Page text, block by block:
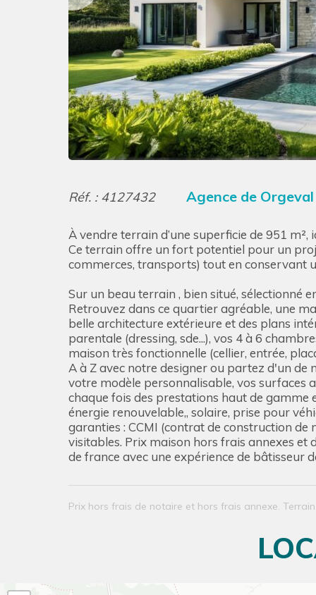
Réf. : 4127432 Agence de
À vendre terrain d’une superficie de 951
Ce terrain offre un fort potentiel pour un
commerces, transports) tout en conservant
Sur un beau terrain , bien situé, sélectionné
Retrouvez dans ce quartier agréable, une
belle architecture extérieure et des plans
parentale (dressing, sde...), vos 4 à 6
maison très fonctionnelle (cellier, entrée,
A à Z avec notre designer ou partez d'un de
votre modèle personnalisable, vos surfaces
chaque fois des prestations haut de
énergie renouvelable,, solaire, prise pour
garanties : CCMI (contrat de construction de
visitables. Prix maison hors frais annexes et
de france avec une expérience de bâtisseur
Prix hors frais de notaire et hors frais annexe.